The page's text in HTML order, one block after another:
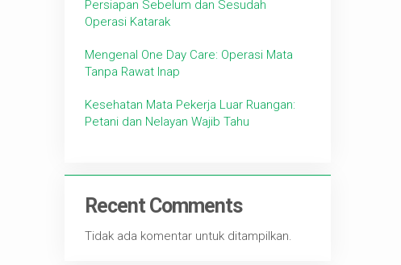
Persiapan Sebelum dan Sesudah
Operasi Katarak
Mengenal One Day Care: Operasi Mata
Tanpa Rawat Inap
Kesehatan Mata Pekerja Luar Ruangan:
Petani dan Nelayan Wajib Tahu
Recent Comments
Tidak ada komentar untuk ditampilkan.